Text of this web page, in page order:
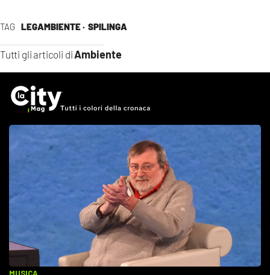
TAG LEGAMBIENTE · SPILINGA
Tutti gli articoli diAmbiente